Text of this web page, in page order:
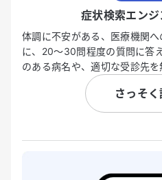
症状検索エンジ
体調に不安がある、医療機関
に、20〜30問程度の質問に答
のある病名や、適切な受診先を
さっそ